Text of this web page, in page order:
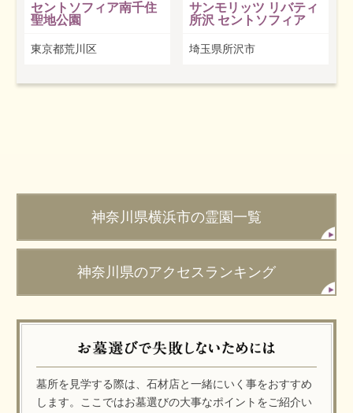
セントソフィア南千住
聖地公園
東京都荒川区
サンモリッツ リバティ
所沢 セントソフィア
埼玉県所沢市
神奈川県横浜市の霊園一覧
神奈川県のアクセスランキング
墓所を見学する際は、石材店と一緒にいく事をおすすめ
します。ここではお墓選びの大事なポイントをご紹介い